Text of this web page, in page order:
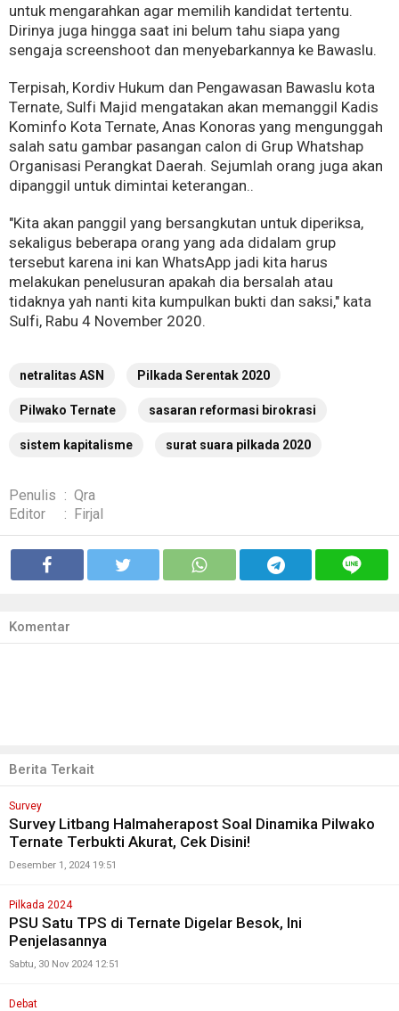
untuk mengarahkan agar memilih kandidat tertentu.
Dirinya juga hingga saat ini belum tahu siapa yang
sengaja screenshoot dan menyebarkannya ke Bawaslu.
Terpisah, Kordiv Hukum dan Pengawasan Bawaslu kota
Ternate, Sulfi Majid mengatakan akan memanggil Kadis
Kominfo Kota Ternate, Anas Konoras yang mengunggah
salah satu gambar pasangan calon di Grup Whatshap
Organisasi Perangkat Daerah. Sejumlah orang juga akan
dipanggil untuk dimintai keterangan..
"Kita akan panggil yang bersangkutan untuk diperiksa,
sekaligus beberapa orang yang ada didalam grup
tersebut karena ini kan WhatsApp jadi kita harus
melakukan penelusuran apakah dia bersalah atau
tidaknya yah nanti kita kumpulkan bukti dan saksi," kata
Sulfi, Rabu 4 November 2020.
netralitas ASN Pilkada Serentak 2020
Pilwako Ternate sasaran reformasi birokrasi
sistem kapitalisme surat suara pilkada 2020
Penulis : Qra
Editor
: Firjal
Komentar
Berita Terkait
Survey
Survey Litbang Halmaherapost Soal Dinamika Pilwako
Ternate Terbukti Akurat, Cek Disini!
Desember 1, 2024 19:51
Pilkada 2024
PSU Satu TPS di Ternate Digelar Besok, Ini
Penjelasannya
Sabtu, 30 Nov 2024 12:51
Debat